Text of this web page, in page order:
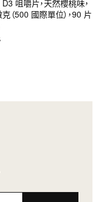
咀嚼片，天然櫻桃味，
（500 國際單位），90 片